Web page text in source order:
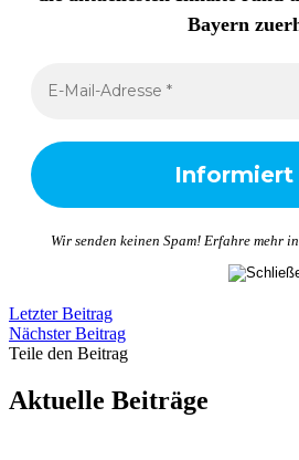
Bayern
Wir senden keinen Spam! Erfahre mehr
Letzter Beitrag
Nächster Beitrag
Teile den Beitrag
Aktuelle Beiträge